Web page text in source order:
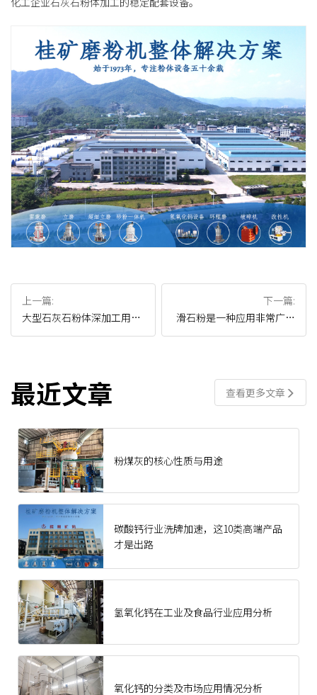
上一篇:
大型石灰石粉体深加工用桂
矿系列雷蒙磨
下一篇:
滑石粉是一种应用非常广泛
的原材料
最近文章 查看更多文章
粉煤灰的核心性质与用途
碳酸钙行业洗牌加速，这10类高端产品
才是出路
氢氧化钙在工业及食品行业应用分析
氧化钙的分类及市场应用情况分析